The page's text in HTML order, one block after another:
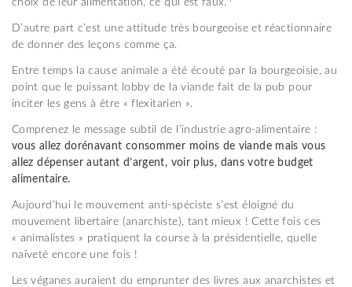
D’autre part c’est une attitude très bourgeoise et réactionnaire
de donner des leçons comme ça.
Entre temps la cause animale a été écouté par la bourgeoisie, au
point que le puissant lobby de la viande fait de la pub pour
inciter les gens à être « flexitarien ».
Comprenez le message subtil de l’industrie agro-alimentaire :
vous allez dorénavant consommer moins de viande mais vous
allez dépenser autant d’argent, voir plus, dans votre budget
alimentaire.
Aujourd’hui le mouvement anti-spéciste s’est éloigné du
mouvement libertaire (anarchiste), tant mieux ! Cette fois ces
« animalistes » pratiquent la course à la présidentielle, quelle
naïveté encore une fois !
Les véganes auraient du emprunter des livres aux anarchistes et